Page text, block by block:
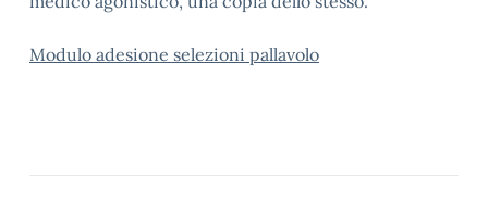
Modulo adesione selezioni pallavolo